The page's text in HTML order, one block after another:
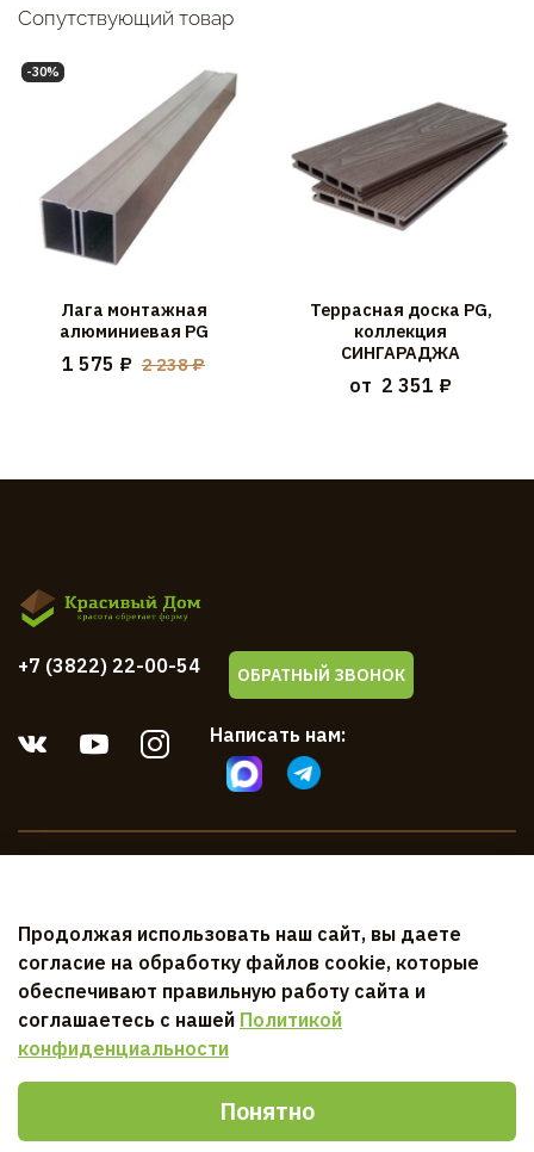
Сопутствующий товар
-30%
Лага монтажная
алюминиевая PG
1 575 ₽ 2 238 ₽
Террасная доска PG,
коллекция
СИНГАРАДЖА
от 2 351 ₽
Клиентам
Документы
Написать нам:
+7 (3822) 22-00-54 ОБРАТНЫЙ ЗВОНОК
Продолжая использовать наш сайт, вы даете
согласие на обработку файлов cookie, которые
обеспечивают правильную работу сайта и
соглашаетесь с нашей Политикой
конфиденциальности
Понятно